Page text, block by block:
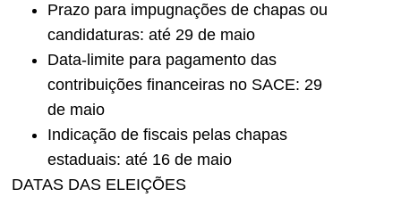
Prazo para impugnações de chapas ou
candidaturas: até 29 de maio
Data-limite para pagamento das
contribuições financeiras no SACE: 29
de maio
Indicação de fiscais pelas chapas
estaduais: até 16 de maio
DATAS DAS ELEIÇÕES